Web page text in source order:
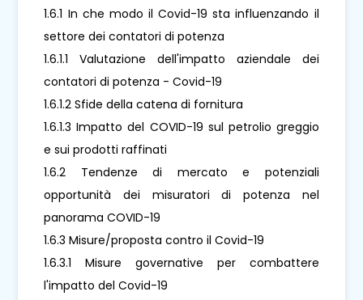
1.6.1 In che modo il Covid-19 sta influenzando il
settore dei contatori di potenza
1.6.1.1 Valutazione dell'impatto aziendale dei
contatori di potenza - Covid-19
1.6.1.2 Sfide della catena di fornitura
1.6.1.3 Impatto del COVID-19 sul petrolio greggio
e sui prodotti raffinati
1.6.2 Tendenze di mercato e potenziali
opportunità dei misuratori di potenza nel
panorama COVID-19
1.6.3 Misure/proposta contro il Covid-19
1.6.3.1 Misure governative per combattere
l'impatto del Covid-19